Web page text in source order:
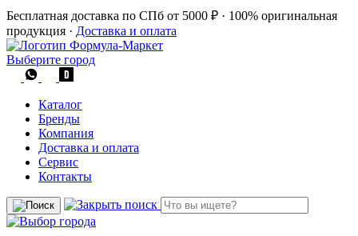
Бесплатная доставка по СПб от 5000 ₽ · 100% оригинальная
продукция · Доставка и оплата
Выберите город
Каталог
Бренды
Компания
Доставка и оплата
Сервис
Контакты